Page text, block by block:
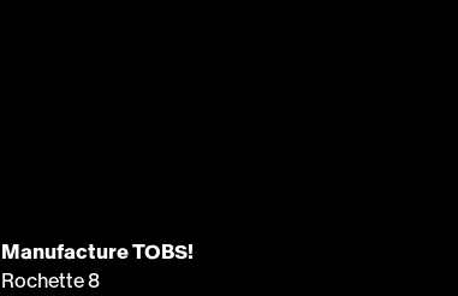
Manufacture TOBS!
Rochette 8